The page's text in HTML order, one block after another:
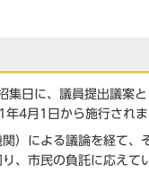
日に、議員提出議案
4月1日から施行されま
）による議論を経て、
、市民の負託に応えて